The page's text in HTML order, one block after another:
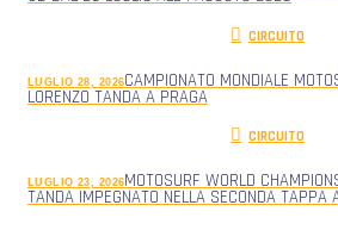
CIRCUITO
LUGLIO 28, 2026CAMPIONATO MONDIALE
LORENZO TANDA A PRAGA
CIRCUITO
LUGLIO 23, 2026MOTOSURF WORLD
TANDA IMPEGNATO NELLA SECONDA TAPPA